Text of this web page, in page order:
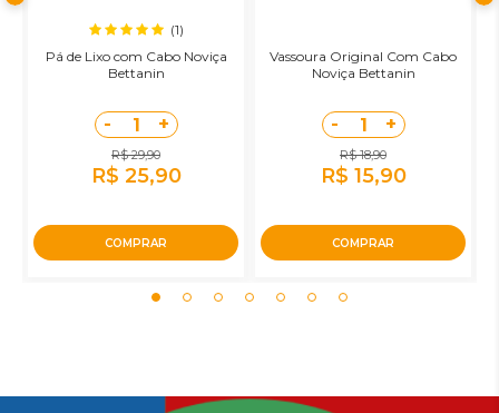
(1)
Pá de Lixo com Cabo Noviça
Bettanin
- 1 +
R$ 29,90
R$ 25,90
COMPRAR
Vassoura Original Com Cabo
Noviça Bettanin
- 1 +
R$ 18,90
R$ 15,90
COMPRAR